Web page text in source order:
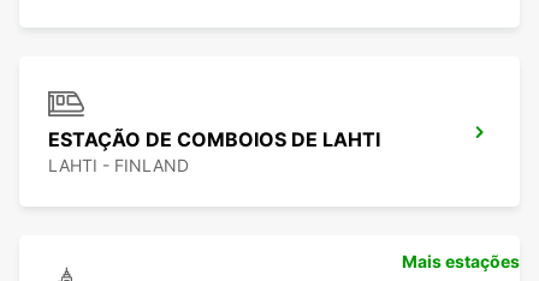
ESTAÇÃO DE COMBOIOS DE LAHTI
LAHTI - FINLAND
Mais estações